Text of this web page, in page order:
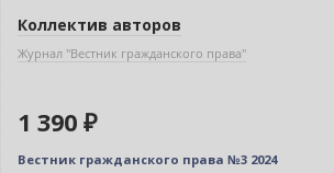
Коллектив авторов
Журнал "Вестник гражданского права"
1 390 ₽
Вестник гражданского права №3 2024